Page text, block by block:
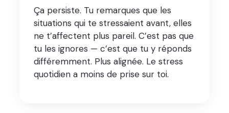
Ça persiste. Tu remarques que les
situations qui te stressaient avant, elles
ne t’affectent plus pareil. C’est pas que
tu les ignores — c’est que tu y réponds
différemment. Plus alignée. Le stress
quotidien a moins de prise sur toi.